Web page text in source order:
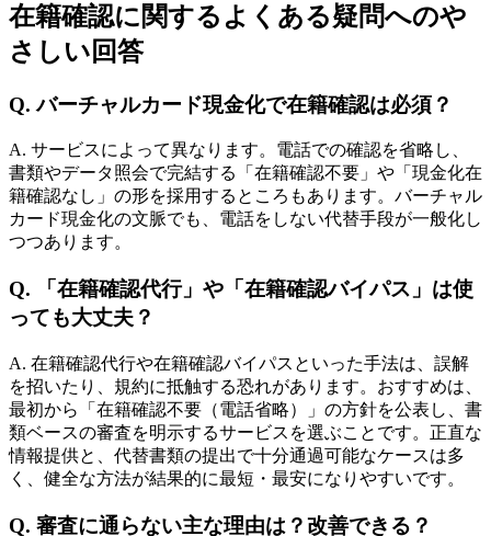
在籍確認に関するよくある疑問へのや
さしい回答
Q. バーチャルカード現金化で在籍確認は必須？
A. サービスによって異なります。電話での確認を省略し、
書類やデータ照会で完結する「在籍確認不要」や「現金化在
籍確認なし」の形を採用するところもあります。バーチャル
カード現金化の文脈でも、電話をしない代替手段が一般化し
つつあります。
Q. 「在籍確認代行」や「在籍確認バイパス」は使
っても大丈夫？
A. 在籍確認代行や在籍確認バイパスといった手法は、誤解
を招いたり、規約に抵触する恐れがあります。おすすめは、
最初から「在籍確認不要（電話省略）」の方針を公表し、書
類ベースの審査を明示するサービスを選ぶことです。正直な
情報提供と、代替書類の提出で十分通過可能なケースは多
く、健全な方法が結果的に最短・最安になりやすいです。
Q. 審査に通らない主な理由は？改善できる？